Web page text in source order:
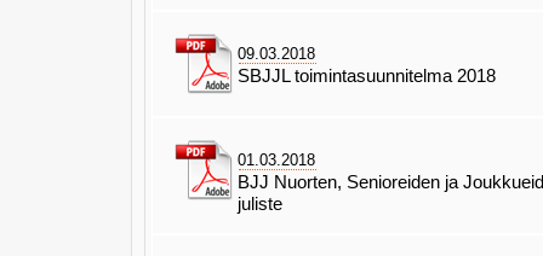
09.03.2018
SBJJL toimintasuunnitelma 2018
01.03.2018
BJJ Nuorten, Senioreiden ja
juliste